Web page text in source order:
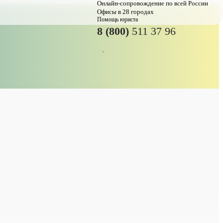
Онлайн-сопровождение по всей России
Офисы в 28 городах
Помощь юриста
8 (800) 511 37 96